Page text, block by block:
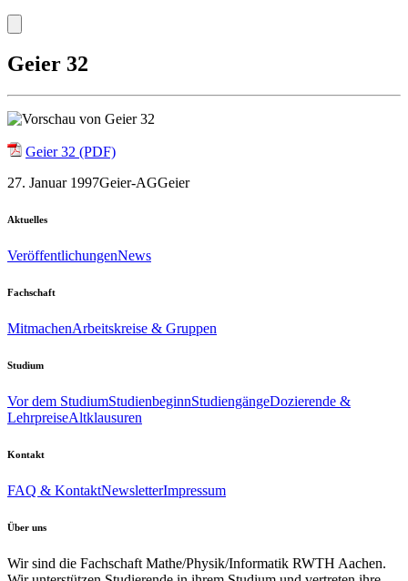
Geier 32
Geier 32 (PDF)
27. Januar 1997Geier-AGGeier
Aktuelles
VeröffentlichungenNews
Fachschaft
MitmachenArbeitskreise & Gruppen
Studium
Vor dem StudiumStudienbeginnStudiengängeDozierende &
LehrpreiseAltklausuren
Kontakt
FAQ & KontaktNewsletterImpressum
Über uns
Wir sind die Fachschaft Mathe/Physik/Informatik RWTH Aachen.